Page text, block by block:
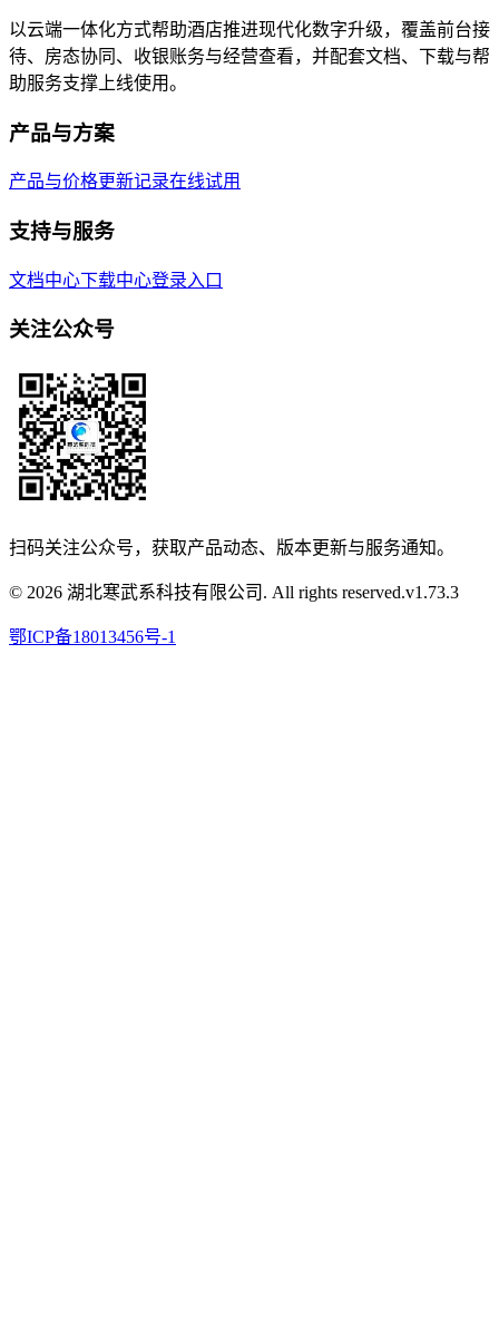
以云端一体化方式帮助酒店推进现代化数字升级，覆盖前台接
待、房态协同、收银账务与经营查看，并配套文档、下载与帮
助服务支撑上线使用。
产品与方案
产品与价格更新记录在线试用
支持与服务
文档中心下载中心登录入口
关注公众号
扫码关注公众号，获取产品动态、版本更新与服务通知。
© 2026 湖北寒武系科技有限公司. All rights reserved.v1.73.3
鄂ICP备18013456号-1